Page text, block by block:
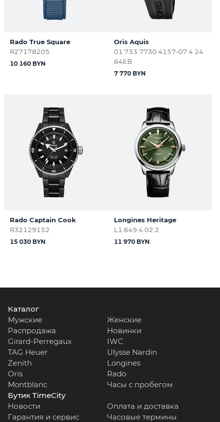
Rado True Square
R27178205
10 160 BYN
Oris Aquis
01 733 7730 4157-07 4 24
64EB
7 770 BYN
Rado Captain Cook
R32129152
15 030 BYN
Longines Heritage
L1.649.4.02.2
11 970 BYN
Каталог
Мужские
Женские
Распродажа
Новинки
Girard-Perregaux
IWC
TAG Heuer
Ulysse Nardin
Zenith
Longines
Oris
Rado
Montblanc
Часы с пробегом
Бутик TimeCity
Новости
Оплата и доставка
Гарантия и сервис
Часовые термины